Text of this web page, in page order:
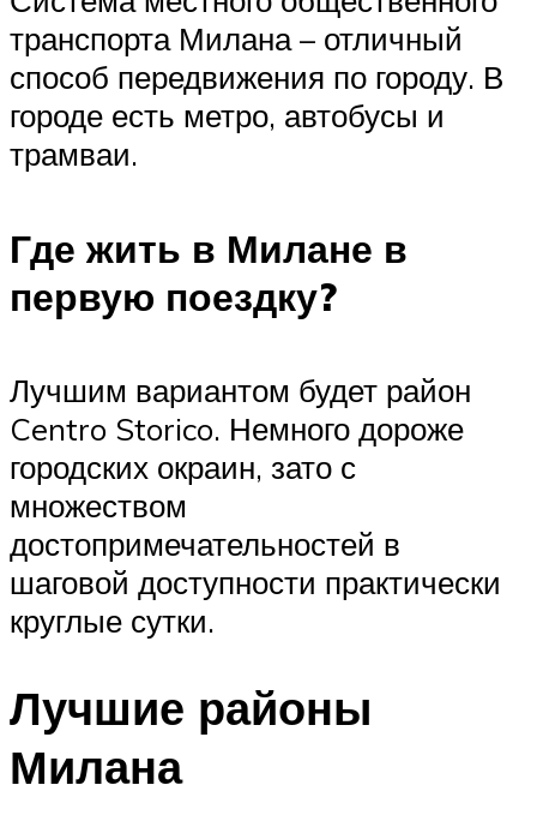
транспорта Милана – отличный
способ передвижения по городу. В
городе есть метро, автобусы и
трамваи.
Где жить в Милане в
первую поездку?
Лучшим вариантом будет район
Centro Storico. Немного дороже
городских окраин, зато с
множеством
достопримечательностей в
шаговой доступности практически
круглые сутки.
Лучшие районы
Милана